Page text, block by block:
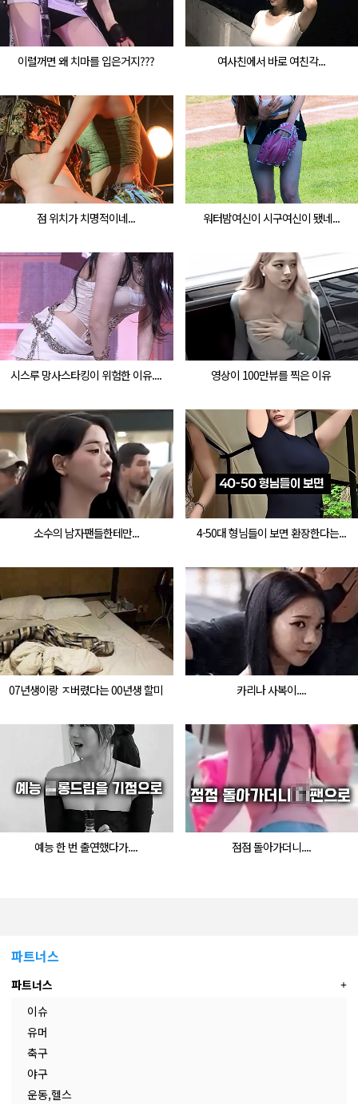
이럴꺼면 왜 치마를 입은거지??? 여사친에서 바로 여친각...
점 위치가 치명적이네... 워터밤여신이 시구여신이 됐네...
시스루 망사스타킹이 위험한 이유.... 영상이 100만뷰를 찍은 이유
소수의 남자팬들한테만... 4-50대 형님들이 보면 환장한다는...
07년생이랑 ㅈ버렸다는 00년생 할미 카리나 사복이....
예능 한 번 출연했다가.... 점점 돌아가더니....
파트너스
파트너스
이슈
유머
축구
야구
운동,헬스